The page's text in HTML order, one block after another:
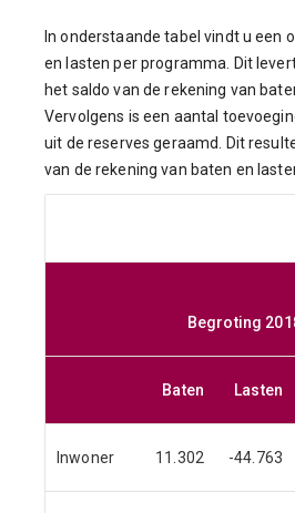
In onderstaande tabel vindt u een
en lasten per programma. Dit
het saldo van de rekening van
Vervolgens is een aantal
uit de reserves geraamd. Dit
van de rekening van baten en
Begroting
Baten Lasten
Inwoner 11.302 -44.763